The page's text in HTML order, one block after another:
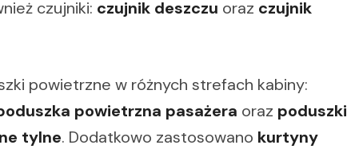
czujniki: czujnik deszczu oraz czujnik
powietrzne w różnych strefach kabiny:
powietrzna pasażera oraz poduszki
tylne. Dodatkowo zastosowano kurtyny